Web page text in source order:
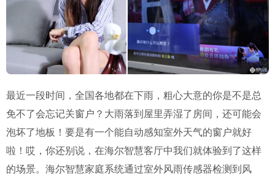
最近一段时间，全国各地都在下雨，粗心大意的你是不是总
免不了会忘记关窗户？大雨落到屋里弄湿了房间，还可能会
泡坏了地板！要是有一个能自动感知室外天气的窗户就好
啦！哎，你还别说，在海尔智慧客厅中我们就体验到了这样
的场景。海尔智慧家庭系统通过室外风雨传感器检测到风